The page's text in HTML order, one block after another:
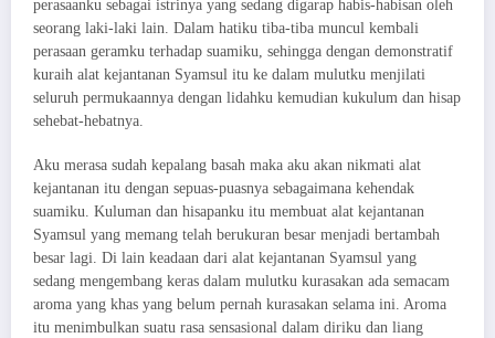
perasaanku sebagai istrinya yang sedang digarap habis-habisan oleh
seorang laki-laki lain. Dalam hatiku tiba-tiba muncul kembali
perasaan geramku terhadap suamiku, sehingga dengan demonstratif
kuraih alat kejantanan Syamsul itu ke dalam mulutku menjilati
seluruh permukaannya dengan lidahku kemudian kukulum dan hisap
sehebat-hebatnya.
Aku merasa sudah kepalang basah maka aku akan nikmati alat
kejantanan itu dengan sepuas-puasnya sebagaimana kehendak
suamiku. Kuluman dan hisapanku itu membuat alat kejantanan
Syamsul yang memang telah berukuran besar menjadi bertambah
besar lagi. Di lain keadaan dari alat kejantanan Syamsul yang
sedang mengembang keras dalam mulutku kurasakan ada semacam
aroma yang khas yang belum pernah kurasakan selama ini. Aroma
itu menimbulkan suatu rasa sensasional dalam diriku dan liang